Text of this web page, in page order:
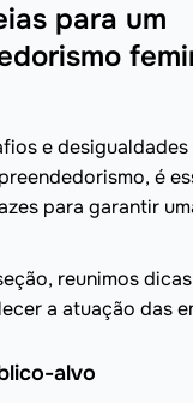
para um
e
é
para garantir
reunimos
a atuação das
alvo